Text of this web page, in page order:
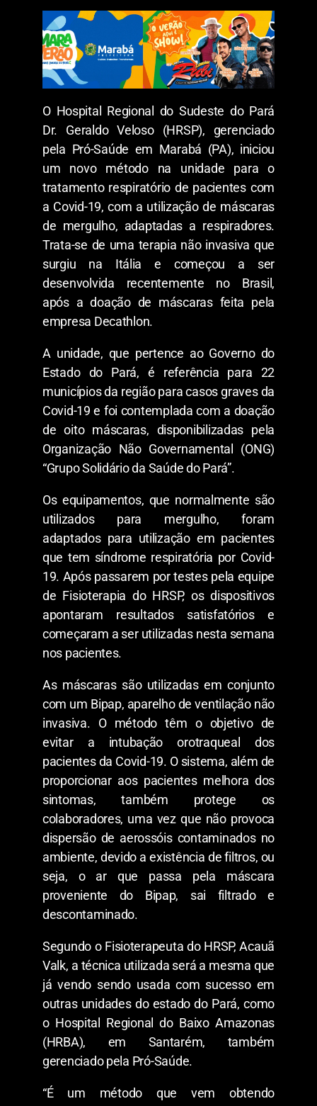
O Hospital Regional do Sudeste do Pará
Dr. Geraldo Veloso (HRSP), gerenciado
pela Pró-Saúde em Marabá (PA), iniciou
um novo método na unidade para o
tratamento respiratório de pacientes com
a Covid-19, com a utilização de máscaras
de mergulho, adaptadas a respiradores.
Trata-se de uma terapia não invasiva que
surgiu na Itália e começou a ser
desenvolvida recentemente no Brasil,
após a doação de máscaras feita pela
empresa Decathlon.
A unidade, que pertence ao Governo do
Estado do Pará, é referência para 22
municípios da região para casos graves da
Covid-19 e foi contemplada com a doação
de oito máscaras, disponibilizadas pela
Organização Não Governamental (ONG)
“Grupo Solidário da Saúde do Pará”.
Os equipamentos, que normalmente são
utilizados para mergulho, foram
adaptados para utilização em pacientes
que tem síndrome respiratória por Covid-
19. Após passarem por testes pela equipe
de Fisioterapia do HRSP, os dispositivos
apontaram resultados satisfatórios e
começaram a ser utilizadas nesta semana
nos pacientes.
As máscaras são utilizadas em conjunto
com um Bipap, aparelho de ventilação não
invasiva. O método têm o objetivo de
evitar a intubação orotraqueal dos
pacientes da Covid-19. O sistema, além de
proporcionar aos pacientes melhora dos
sintomas, também protege os
colaboradores, uma vez que não provoca
dispersão de aerossóis contaminados no
ambiente, devido a existência de filtros, ou
seja, o ar que passa pela máscara
proveniente do Bipap, sai filtrado e
descontaminado.
Segundo o Fisioterapeuta do HRSP, Acauã
Valk, a técnica utilizada será a mesma que
já vendo sendo usada com sucesso em
outras unidades do estado do Pará, como
o Hospital Regional do Baixo Amazonas
(HRBA), em Santarém, também
gerenciado pela Pró-Saúde.
“É um método que vem obtendo